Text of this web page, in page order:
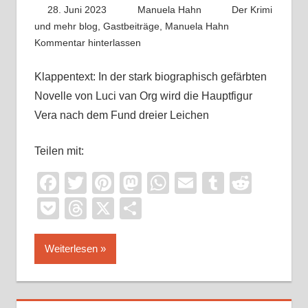
28. Juni 2023 Manuela Hahn
Der Krimi
und mehr blog Gastbeiträge, Manuela Hahn
Kommentar hinterlassen
Klappentext: In der stark biographisch gefärbten
Novelle von Luci van Org wird die Hauptfigur
Vera nach dem Fund dreier Leichen
Teilen mit:
Facebook
TwitterPinterest
Mastodon
WhatsApp
EmailTumblr
PocketThreads
X
Weiterlesen